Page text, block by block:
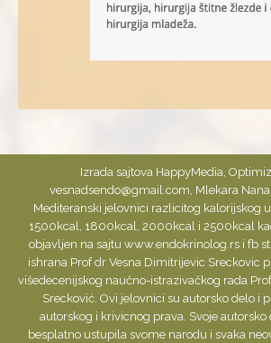
Izrada sajtova HappyMedia
vesnadsendo@gmail.com Mlekara Nana
Mediteranski jelovnici razlicitog kalorijskog
1500kcal, 1800kcal, 2000kcal i 2500kcal
objavljen na sajtu www.endokrinolog.rs i fb
ishrana Prof dr Vesna Dimitrijevic Sreckovic
višedecenijskog naučno-istrazivačkog rada
Srecković. Ovi jelovnici su autorsko delo i
autorskog i krivicnog prava. Svoje autorsko
besplatno ustupila svome narodu i svaka